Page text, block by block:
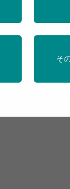
そ